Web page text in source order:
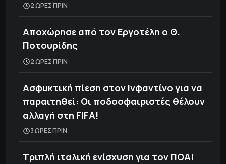
2 ΩΡΕΣ ΠΡΙΝ
Αποχώρησε από τον Εργοτέλη ο Θ.
Ποτουρίδης
2 ΩΡΕΣ ΠΡΙΝ
Ασφυκτική πίεση στον Ινφαντίνο για να
παραιτηθεί: Οι ποδοσφαιριστές θέλουν
αλλαγή στη FIFA!
3 ΩΡΕΣ ΠΡΙΝ
Τριπλή ιταλική ενίσχυση για τον ΠΟΑ!